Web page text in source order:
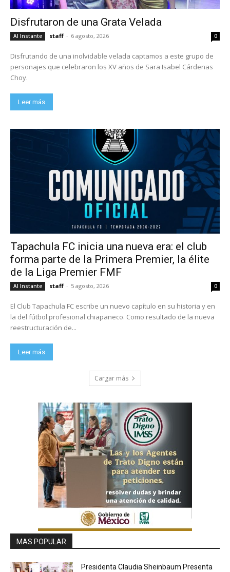
Disfrutaron de una Grata Velada
Al Instante staff - 6 agosto, 2026 0
Disfrutando de una inolvidable velada captamos a este grupo de
personajes que celebraron los XV años de Sara Isabel Cárdenas
Choy.
Leer más
Tapachula FC inicia una nueva era: el club
forma parte de la Primera Premier, la élite
de la Liga Premier FMF
Al Instante staff - 5 agosto, 2026 0
El Club Tapachula FC escribe un nuevo capítulo en su historia y en
la del fútbol profesional chiapaneco. Como resultado de la nueva
reestructuración de...
Leer más
Cargar más
MAS POPULAR
Presidenta Claudia Sheinbaum Presenta